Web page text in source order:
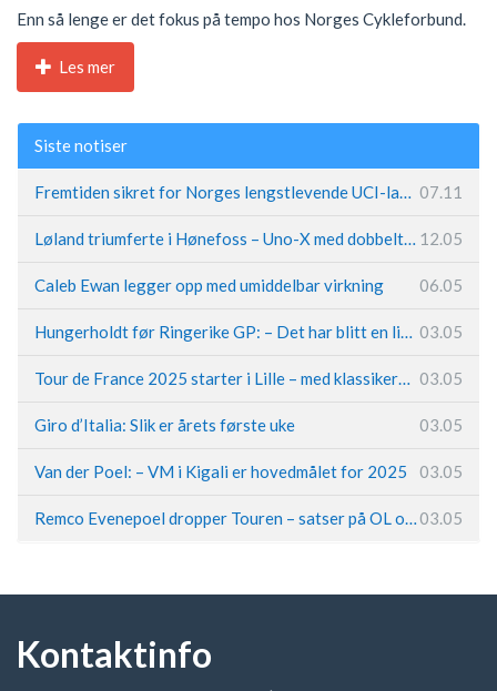
Enn så lenge er det fokus på tempo hos Norges Cykleforbund.
Les mer
Siste notiser
Fremtiden sikret for Norges lengstlevende UCI-lag – Kristoff trer inn i sentral rolle 07.11
Løland triumferte i Hønefoss – Uno-X med dobbeltslag på hjemmebane 12.05
Caleb Ewan legger opp med umiddelbar virkning 06.05
Hungerholdt før Ringerike GP: – Det har blitt en livsstil 03.05
Tour de France 2025 starter i Lille – med klassikerpreg 03.05
Giro d’Italia: Slik er årets første uke 03.05
Van der Poel: – VM i Kigali er hovedmålet for 2025 03.05
Remco Evenepoel dropper Touren – satser på OL og Vueltaen03.05
Kontaktinfo